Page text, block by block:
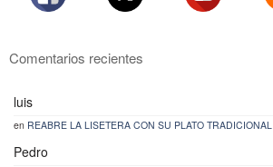
Comentarios recientes
luis
en REABRE LA LISETERA CON SU PLATO TRADICIONAL
Pedro